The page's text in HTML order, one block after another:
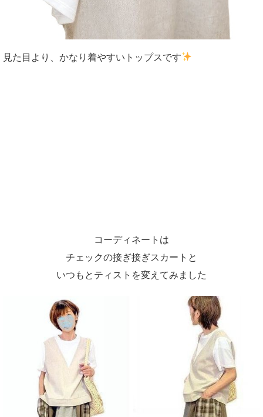
見た目より、かなり着やすいトップスです
コーディネートは
チェックの接ぎ接ぎスカートと
いつもとティストを変えてみました